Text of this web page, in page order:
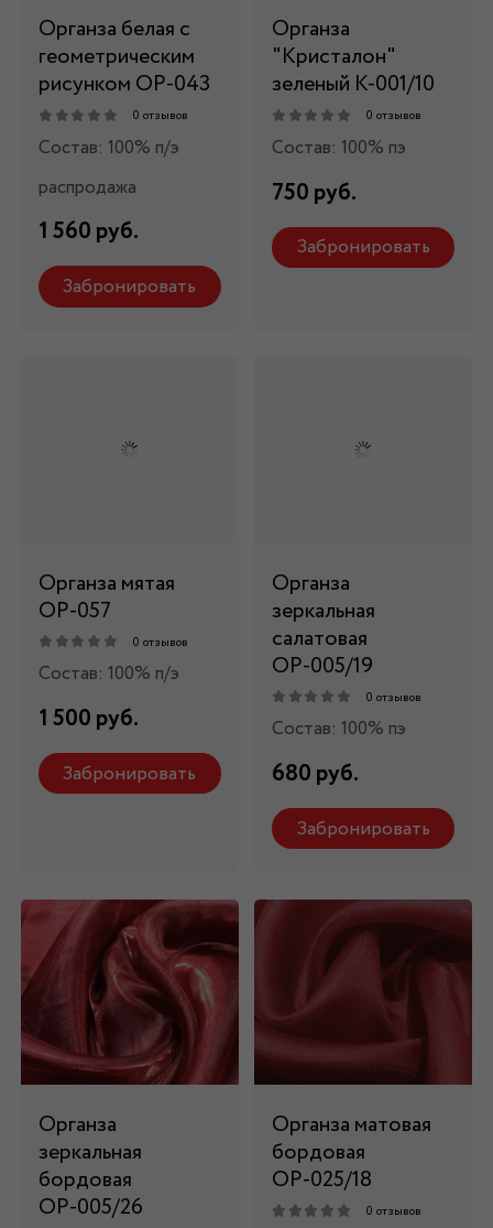
Органза белая с
геометрическим
рисунком ОР-043
0 отзывов
Состав: 100% п/э
распродажа
1 560 руб.
Забронировать
Органза
"Кристалон"
зеленый К-001/10
0 отзывов
Состав: 100% пэ
750 руб.
Забронировать
Органза мятая
ОР-057
0 отзывов
Состав: 100% п/э
1 500 руб.
Забронировать
Органза
зеркальная
салатовая
ОР-005/19
0 отзывов
Состав: 100% пэ
680 руб.
Забронировать
Органза
зеркальная
бордовая
ОР-005/26
Органза матовая
бордовая
ОР-025/18
0 отзывов